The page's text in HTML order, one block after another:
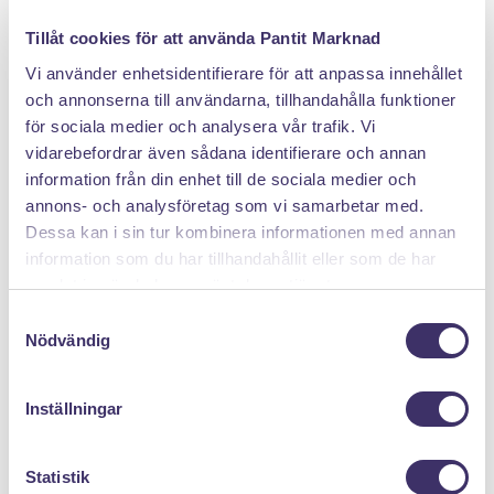
Tillåt cookies för att använda Pantit Marknad
Vi använder enhetsidentifierare för att anpassa innehållet
och annonserna till användarna, tillhandahålla funktioner
för sociala medier och analysera vår trafik. Vi
vidarebefordrar även sådana identifierare och annan
information från din enhet till de sociala medier och
annons- och analysföretag som vi samarbetar med.
Dessa kan i sin tur kombinera informationen med annan
information som du har tillhandahållit eller som de har
samlat in när du har använt deras tjänster.
Nödvändig
Inställningar
Statistik
DÄRFÖR SÄLJER DU MED PANTIT
Klicka hem en pantpåse